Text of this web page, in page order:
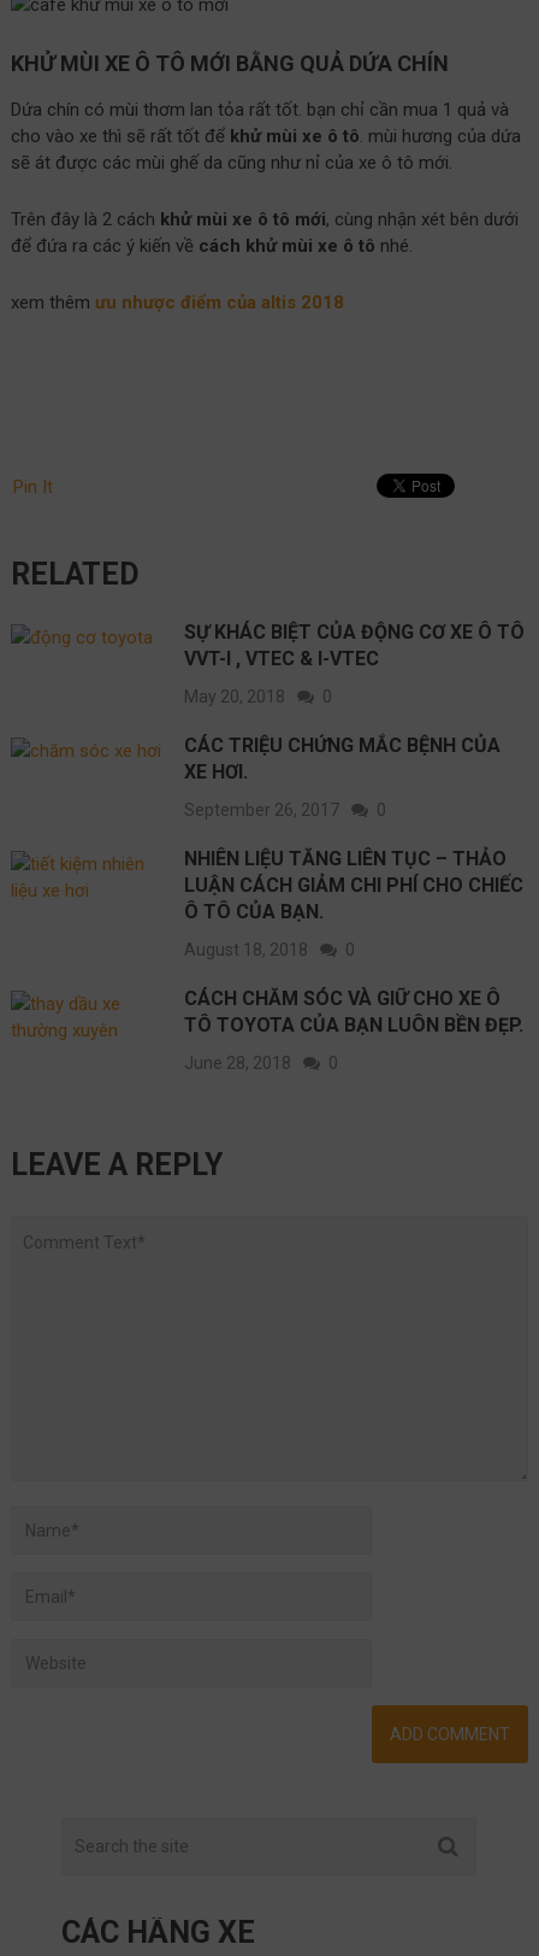
KHỬ MÙI XE Ô TÔ MỚI BẰNG QUẢ DỨA CHÍN
Dứa chín có mùi thơm lan tỏa rất tốt. bạn chỉ cần mua 1 quả và
cho vào xe thì sẽ rất tốt để khử mùi xe ô tô. mùi hương của dứa
sẽ át được các mùi ghế da cũng như nỉ của xe ô tô mới.
Trên đây là 2 cách khử mùi xe ô tô mới, cùng nhận xét bên dưới
để đứa ra các ý kiến về cách khử mùi xe ô tô nhé.
xem thêm ưu nhược điểm của altis 2018
Pin It
RELATED
SỰ KHÁC BIỆT CỦA ĐỘNG CƠ XE Ô TÔ
VVT-I , VTEC & I-VTEC
May 20, 2018 0
CÁC TRIỆU CHỨNG MẮC BỆNH CỦA
XE HƠI.
September 26, 2017 0
NHIÊN LIỆU TĂNG LIÊN TỤC – THẢO
LUẬN CÁCH GIẢM CHI PHÍ CHO CHIẾC
Ô TÔ CỦA BẠN.
August 18, 2018 0
CÁCH CHĂM SÓC VÀ GIỮ CHO XE Ô
TÔ TOYOTA CỦA BẠN LUÔN BỀN ĐẸP.
June 28, 2018 0
LEAVE A REPLY
CÁC HÃNG XE